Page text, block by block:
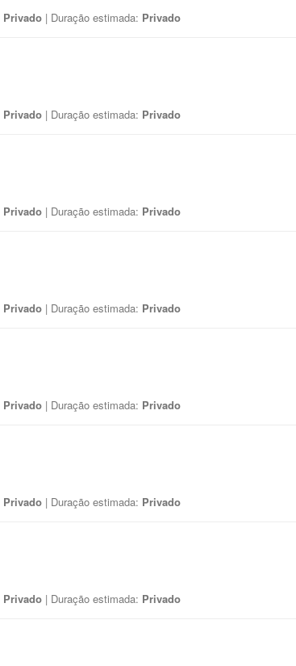
Privado | Duração estimada: Privado
Privado | Duração estimada: Privado
Privado | Duração estimada: Privado
Privado | Duração estimada: Privado
Privado | Duração estimada: Privado
Privado | Duração estimada: Privado
Privado | Duração estimada: Privado